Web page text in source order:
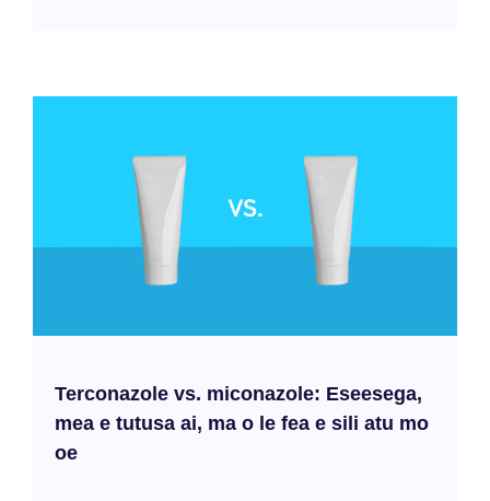
Terconazole vs. miconazole: Eseesega,
mea e tutusa ai, ma o le fea e sili atu mo
oe